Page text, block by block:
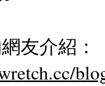
友介紹：